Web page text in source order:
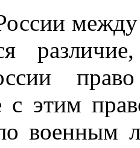
с этим
военным